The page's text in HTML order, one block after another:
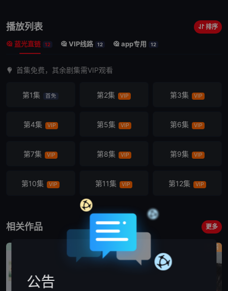
酒店，精致布局，它可能就是一份便宜的天妇罗定食、引得人人欢呼
的鸡汁土豆泥、商店街的小吃、海边小镇随意的鱼料理……但它们就
着笑意继续前行。本片是根据由久住昌之创作，谷口二郎绘画的同名
此基础上，加入了甜品的部分，可谓美食加倍。原作者还会在正片后
播放列表 排序
蓝光直链 12 VIP线路 12 app专用 12
首集免费，其余剧集需VIP观看
第1集 首免 第2集 VIP 第3集 VIP
第4集 VIP 第5集 VIP 第6集 VIP
第7集 VIP 第8集 VIP 第9集 VIP
第10集 VIP 第11集 VIP 第12集 VIP
相关作品 更多
剧情 剧情
公告